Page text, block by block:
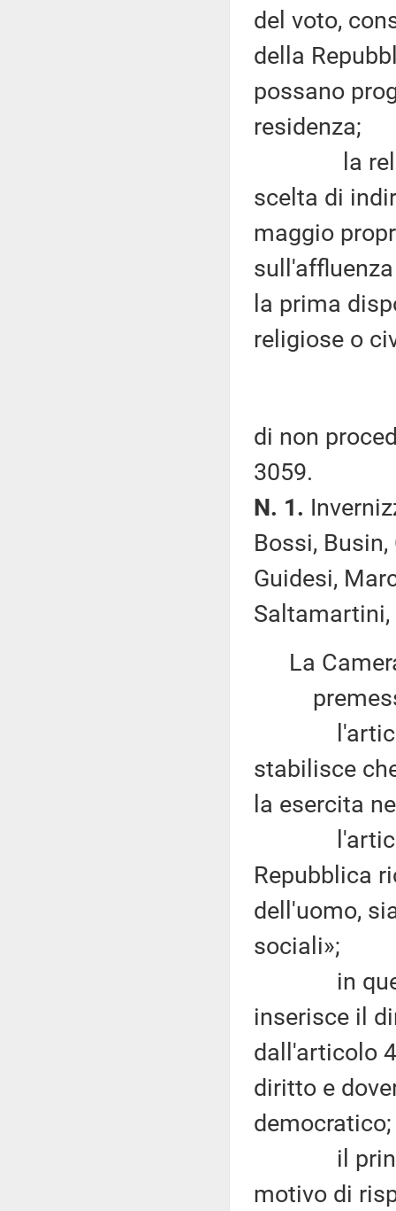
del voto,
della
possano
residenza;
la
scelta di
maggio
la prima
religiose o
di non
3059.
N. 1.
Bossi,
Guidesi,
La
l'articolo
stabilisce
la esercita
l'articolo
Repubblica
dell'uomo,
sociali»;
in questo
inserisce il
dall'articolo
diritto e
democratico;
il
motivo di